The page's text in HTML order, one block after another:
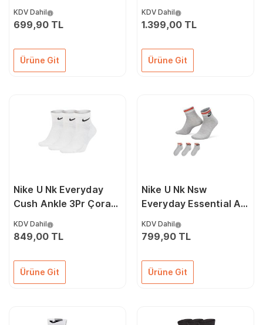
KDV Dahil
699,90 TL
Ürüne Git
KDV Dahil
1.399,00 TL
Ürüne Git
Nike U Nk Everyday
Cush Ankle 3Pr Çorap
KDV Dahil
849,00 TL
Ürüne Git
Nike U Nk Nsw
Everyday Essential An
DX5080-050 Gri
KDV Dahil
799,90 TL
Ürüne Git